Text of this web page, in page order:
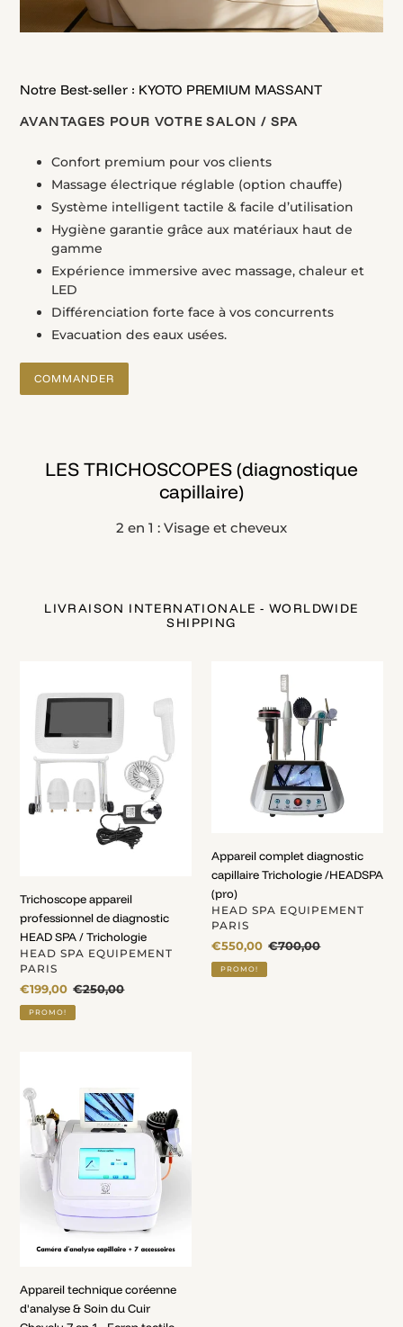
Notre Best-seller : KYOTO PREMIUM MASSANT
AVANTAGES POUR VOTRE SALON / SPA
Confort premium pour vos clients
Massage électrique réglable (option chauffe)
Système intelligent tactile & facile d’utilisation
Hygiène garantie grâce aux matériaux haut de
gamme
Expérience immersive avec massage, chaleur et
LED
Différenciation forte face à vos concurrents
Evacuation des eaux usées.
COMMANDER
LES TRICHOSCOPES (diagnostique
capillaire)
2 en 1 : Visage et cheveux
LIVRAISON INTERNATIONALE - WORLDWIDE
SHIPPING
professionnel
diagnostic
HEAD
SPA
Trichologie
Trichoscope appareil
professionnel de diagnostic
HEAD SPA / Trichologie
DISTRIBUTEUR
HEAD SPA EQUIPEMENT
PARIS
Prix
fou
€199,00 Prix
normal
€250,00
PROMO!
diagnostic
capillaire
Trichologie
/HEADSPA
Appareil complet diagnostic
capillaire Trichologie /HEADSPA
(pro)
DISTRIBUTEUR
HEAD SPA EQUIPEMENT
PARIS
Prix
fou
€550,00 Prix
€700,00
PROMO!
coréenne
d'analyse
Soin
Cuir
Chevelu
-
Ecran
Appareil technique coréenne
d'analyse & Soin du Cuir